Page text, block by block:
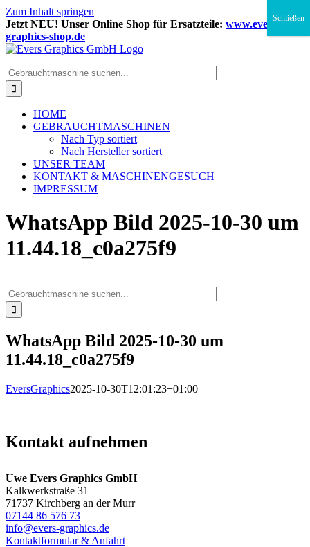
Zum Inhalt springen
Jetzt NEU! Unser Online Shop für Ersatzteile: www.evers-
graphics-shop.de
HOME
GEBRAUCHTMASCHINEN
Nach Typ sortiert
Nach Hersteller sortiert
UNSER TEAM
KONTAKT & MASCHINENGESUCH
IMPRESSUM
WhatsApp Bild 2025-10-30 um
11.44.18_c0a275f9
WhatsApp Bild 2025-10-30 um
11.44.18_c0a275f9
EversGraphics2025-10-30T12:01:23+01:00
Kontakt aufnehmen
Uwe Evers Graphics GmbH
Kalkwerkstraße 31
71737 Kirchberg an der Murr
07144 86 576 73
info@evers-graphics.de
Kontaktformular & Anfahrt
Schließen